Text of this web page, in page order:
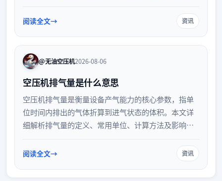
确保压缩空气质量达标，从而保障食品安全与生产合
阅读全文 资讯
@无油空压机2026-08-06
空压机排气量是什么意思
空压机排气量是衡量设备产气能力的核心参数，指单
位时间内排出的气体折算到进气状态的体积。本文详
细解析排气量的定义、常用单位、计算方法及影响因
设备，实现节能降耗与高效生产。
阅读全文 资讯